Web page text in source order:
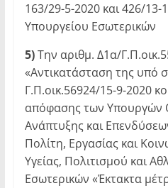
163/29-5-2020 και 426/13-
Υπουργείου Εσωτερικών
5)Την αριθμ. Δ1α/
«Αντικατάσταση της υπό
Γ.Π.οικ.56924/15-9-2020
απόφασης των Υπουργών
Ανάπτυξης και
Πολίτη, Εργασίας και
Υγείας, Πολιτισμού και
Εσωτερικών «Έκτακτα